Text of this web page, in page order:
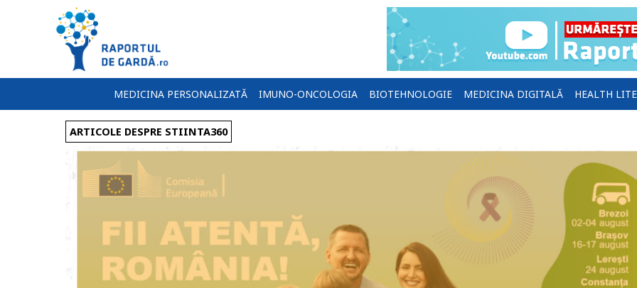
MEDICINA PERSONALIZATĂ IMUNO-ONCOLOGIA BIOTEHNOLOGIE MEDICINA DIGITALĂ HEALTH
ARTICOLE DESPRE STIINTA360